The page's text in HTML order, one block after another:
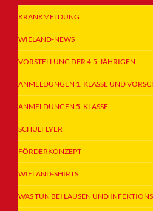
KRANKMELDUNG
WIELAND-NEWS
VORSTELLUNG DER 4,5-JÄHRIGEN
ANMELDUNGEN 1. KLASSE UND
ANMELDUNGEN 5. KLASSE
SCHULFLYER
FÖRDERKONZEPT
WIELAND-SHIRTS
WAS TUN BEI LÄUSEN UND